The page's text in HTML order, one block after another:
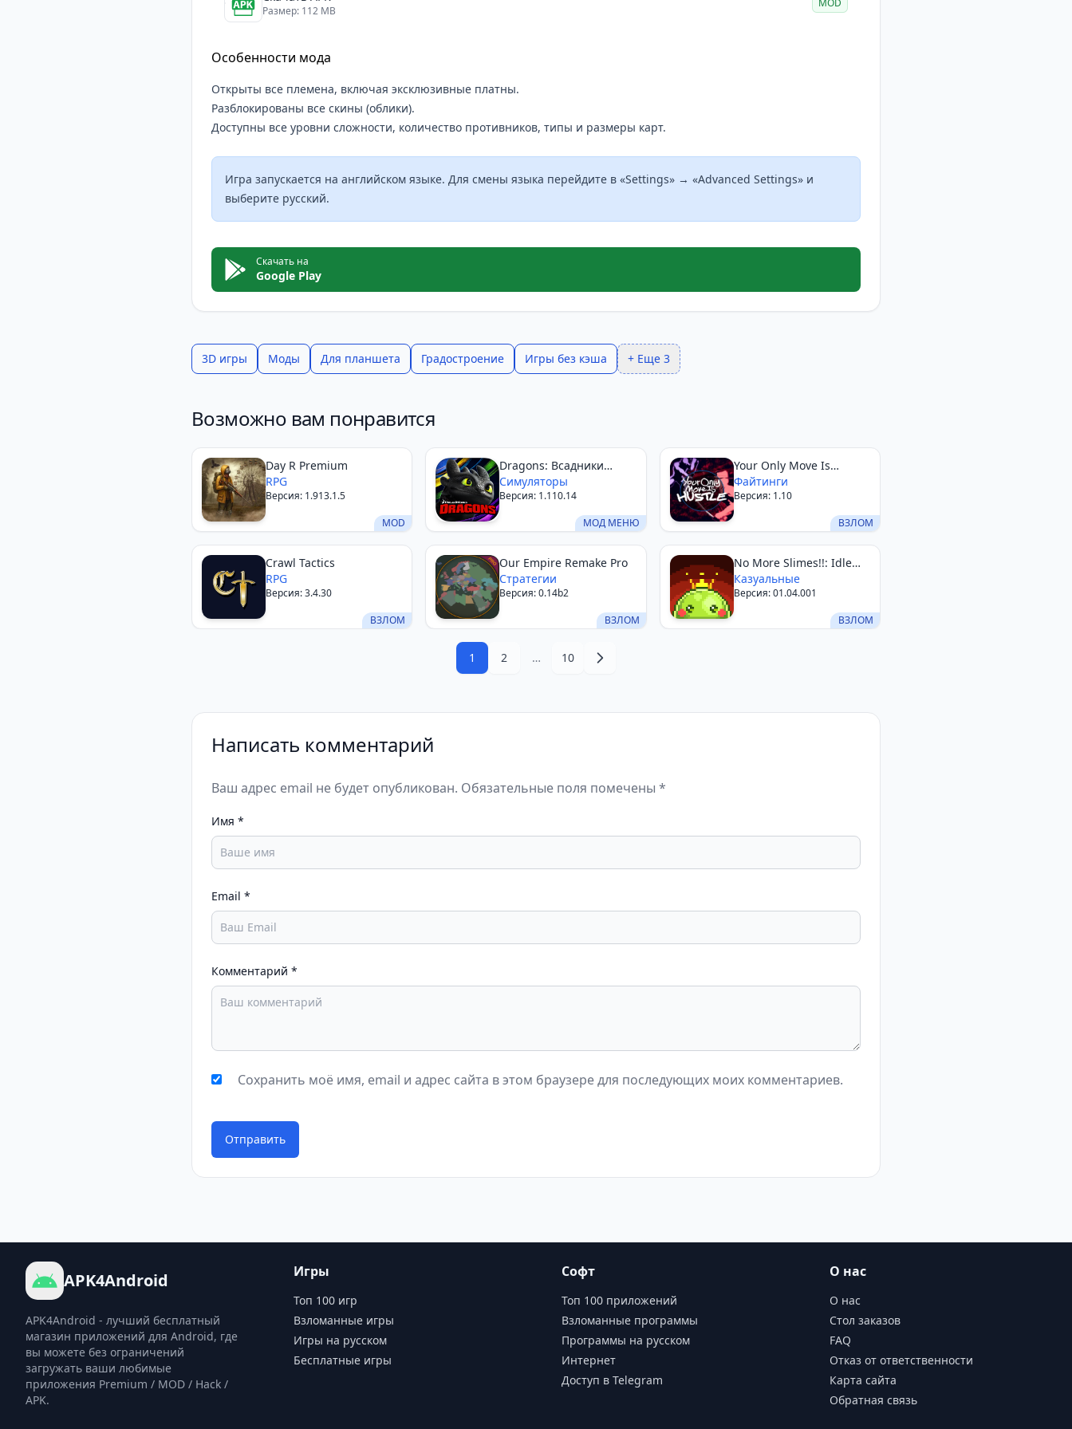
Размер: 112 MB
MOD
Особенности мода
Открыты все племена, включая эксклюзивные платны.
Разблокированы все скины (облики).
Доступны все уровни сложности, количество противников, типы и размеры карт.
Игра запускается на английском языке. Для смены языка перейдите в «Settings» → «Advanced Settings» и
выберите русский.
Скачать на
Google Play
3D игры Моды Для планшета Градостроение Игры без кэша + Еще 3
Возможно вам понравится
MOD
Day R Premium
RPG
Версия: 1.913.1.5
МОД МЕНЮ
Dragons: Всадники
Олуха
Симуляторы
Версия: 1.110.14
ВЗЛОМ
Your Only Move Is
HUSTLE
Файтинги
Версия: 1.10
ВЗЛОМ
Crawl Tactics
RPG
Версия: 3.4.30
ВЗЛОМ
Our Empire Remake Pro
Стратегии
Версия: 0.14b2
ВЗЛОМ
No More Slimes!!: Idle
Action
Казуальные
Версия: 01.04.001
1 2 … 10
Написать комментарий
Ваш адрес email не будет опубликован. Обязательные поля помечены *
Имя *
Email *
Комментарий *
Сохранить моё имя, email и адрес сайта в этом браузере для последующих моих комментариев.
Отправить
APK4Android
APK4Android - лучший бесплатный
магазин приложений для Android, где
вы можете без ограничений
загружать ваши любимые
приложения Premium / MOD / Hack /
APK.
Игры
Топ 100 игр
Взломанные игры
Игры на русском
Бесплатные игры
Софт
Топ 100 приложений
Взломанные программы
Программы на русском
Интернет
Доступ в Telegram
О нас
О нас
Стол заказов
FAQ
Отказ от ответственности
Карта сайта
Обратная связь